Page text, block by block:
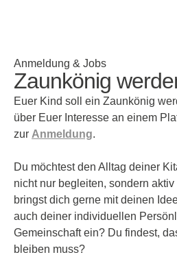
Anmeldung & Jobs
Zaunkönig
Euer Kind soll ein Zaunkönig
über Euer Interesse an einem
zur Anmeldung.
Du möchtest den Alltag deiner
nicht nur begleiten, sondern
bringst dich gerne mit deinen
auch deiner individuellen
Gemeinschaft ein? Du findest,
bleiben muss?